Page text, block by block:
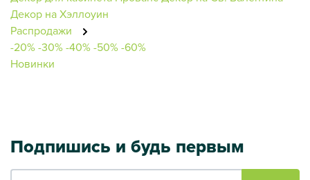
Декор на Хэллоуин
Распродажи
-20%-30%-40%-50%-60%
Новинки
Подпишись и будь первым